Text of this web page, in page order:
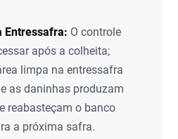
Entressafra: O controle
após a colheita;
limpa na entressafra
as daninhas produzam
reabasteçam o banco
a próxima safra.